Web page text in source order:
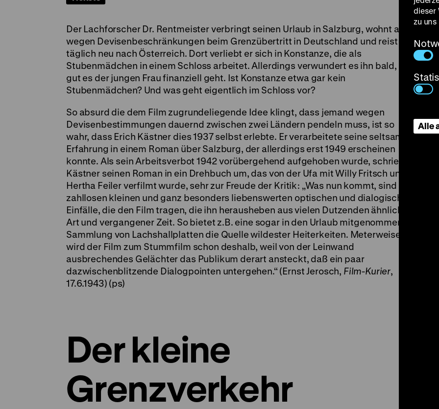
Der Lachforscher Dr. Rentmeister verbringt seinen Urlaub in Salzburg, wohnt aber
wegen Devisenbeschränkungen beim Grenzübertritt in Deutschland und reist
täglich neu nach Österreich. Dort verliebt er sich in Konstanze, die als
Stubenmädchen in einem Schloss arbeitet. Allerdings verwundert es ihn bald, wie
gut es der jungen Frau finanziell geht. Ist Konstanze etwa gar kein
Stubenmädchen? Und was geht eigentlich im Schloss vor?
So absurd die dem Film zugrundeliegende Idee klingt, dass jemand wegen
Devisenbestimmungen dauernd zwischen zwei Ländern pendeln muss, ist so
wahr, dass Erich Kästner dies 1937 selbst erlebte. Er verarbeitete seine seltsame
Erfahrung in einem Roman über Salzburg, der allerdings erst 1949 erscheinen
konnte. Als sein Arbeitsverbot 1942 vorübergehend aufgehoben wurde, schrieb
Kästner seinen Roman in ein Drehbuch um, das von der Ufa mit Willy Fritsch und
Hertha Feiler verfilmt wurde, sehr zur Freude der Kritik: „Was nun kommt, sind die
zahllosen kleinen und ganz besonders liebenswerten optischen und dialogischen
Einfälle, die den Film tragen, die ihn herausheben aus vielen Dutzenden ähnlicher
Art und vergangener Zeit. So bietet z.B. eine sogar in den Urlaub mitgenommene
Sammlung von Lachshallplatten die Quelle wildester Heiterkeiten. Meterweise
wird der Film zum Stummfilm schon deshalb, weil von der Leinwand
ausbrechendes Gelächter das Publikum derart ansteckt, daß ein paar
dazwischenblitzende Dialogpointen untergehen.“ (Ernst Jerosch, Film-Kurier,
17.6.1943) (ps)
Der kleine
Grenzverkehr
dieser
zu uns
Alle